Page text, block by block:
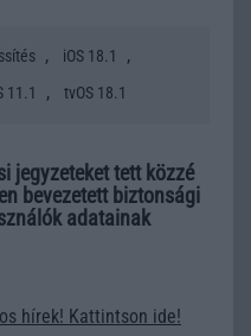
, iOS 18.1 ,
11.1 , tvOS 18.1
jegyzeteket tett közzé
bevezetett biztonsági
adatainak
hírek! Kattintson ide!